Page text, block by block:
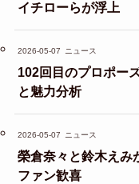
イチローらが浮上
2026-05-07 ニュース
102回目のプロポー
と魅力分析
2026-05-07 ニュース
榮倉奈々と鈴木えみ
ファン歓喜